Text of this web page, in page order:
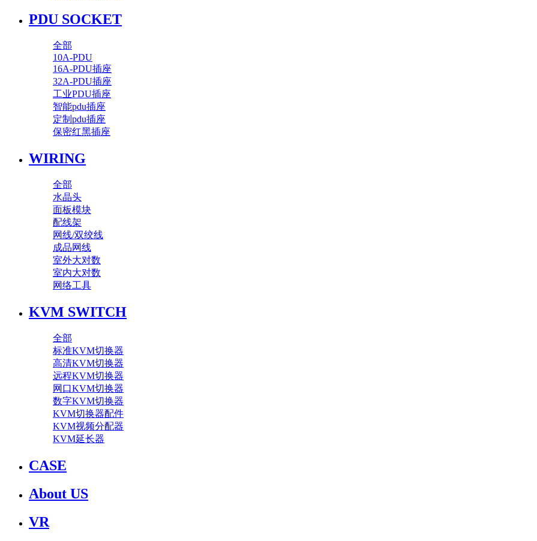
PDU SOCKET
全部
10A-PDU
16A-PDU插座
32A-PDU插座
工业PDU插座
智能pdu插座
定制pdu插座
保密红黑插座
WIRING
全部
水晶头
面板模块
配线架
网线/双绞线
成品网线
室外大对数
室内大对数
网络工具
KVM SWITCH
全部
标准KVM切换器
高清KVM切换器
远程KVM切换器
网口KVM切换器
数字KVM切换器
KVM切换器配件
KVM视频分配器
KVM延长器
CASE
About US
VR